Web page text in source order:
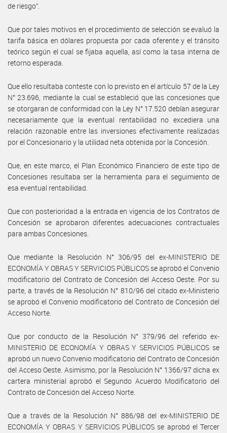
de riesgo”.
Que por tales motivos en el procedimiento de selección se evaluó la
tarifa básica en dólares propuesta por cada oferente y el tránsito
teórico según el cual se fijaba aquella, así como la tasa interna de
retorno esperada.
Que ello resultaba conteste con lo previsto en el artículo 57 de la Ley
N° 23.696, mediante la cual se estableció que las concesiones que
se otorgaran de conformidad con la Ley N° 17.520 debían asegurar
necesariamente que la eventual rentabilidad no excediera una
relación razonable entre las inversiones efectivamente realizadas
por el Concesionario y la utilidad neta obtenida por la Concesión.
Que, en este marco, el Plan Económico Financiero de este tipo de
Concesiones resultaba ser la herramienta para el seguimiento de
esa eventual rentabilidad.
Que con posterioridad a la entrada en vigencia de los Contratos de
Concesión se aprobaron diferentes adecuaciones contractuales
para ambas Concesiones.
Que mediante la Resolución N° 306/95 del ex-MINISTERIO DE
ECONOMÍA Y OBRAS Y SERVICIOS PÚBLICOS se aprobó el Convenio
modificatorio del Contrato de Concesión del Acceso Oeste. Por su
parte, a través de la Resolución N° 810/96 del citado ex-Ministerio
se aprobó el Convenio modificatorio del Contrato de Concesión del
Acceso Norte.
Que por conducto de la Resolución N° 379/96 del referido ex-
MINISTERIO DE ECONOMÍA Y OBRAS Y SERVICIOS PÚBLICOS se
aprobó un nuevo Convenio modificatorio del Contrato de Concesión
del Acceso Oeste. Asimismo, por la Resolución N° 1366/97 dicha ex
cartera ministerial aprobó el Segundo Acuerdo Modificatorio del
Contrato de Concesión del Acceso Norte.
Que a través de la Resolución N° 886/98 del ex-MINISTERIO DE
ECONOMÍA Y OBRAS Y SERVICIOS PÚBLICOS se aprobó el Tercer